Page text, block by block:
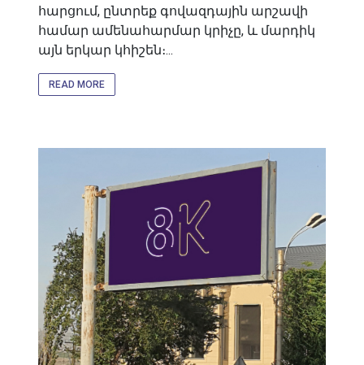
հարցում, ընտրեք գովազդային արշավի
համար ամենահարմար կրիչը, և մարդիկ
այն երկար կհիշեն։...
READ MORE